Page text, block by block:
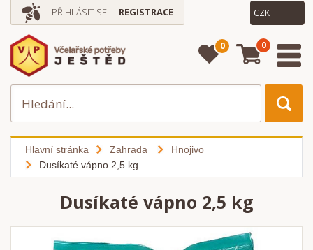
PŘIHLÁSIT SE REGISTRACE
0 0
Hlavní stránka Zahrada
Hnojivo
Dusíkaté vápno 2,5 kg
Dusíkaté vápno 2,5 kg